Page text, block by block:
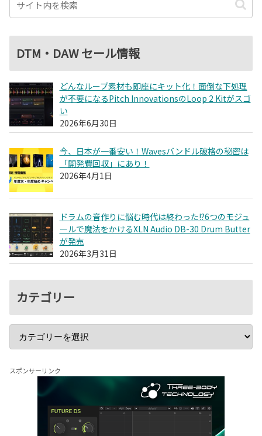
DTM・DAW セール情報
どんなループ素材も即座にキット化！面倒な下処理
が不要になるPitch InnovationsのLoop 2 Kitがスゴ
い
2026年6月30日
今、日本が一番安い！Wavesバンドル破格の秘密は
「開発費回収」にあり！
2026年4月1日
ドラムの音作りに悩む時代は終わった!?6つのモジュ
ールで魔法をかけるXLN Audio DB-30 Drum Butter
が発売
2026年3月31日
カテゴリー
スポンサーリンク